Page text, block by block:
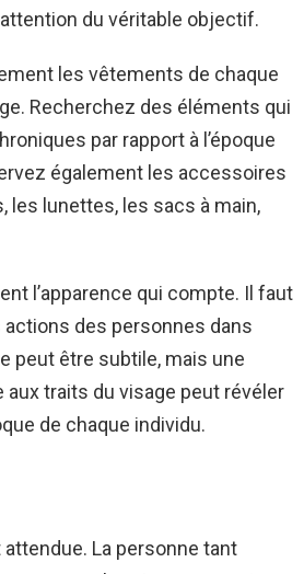
du véritable objectif.
les vêtements de chaque
Recherchez des éléments qui
par rapport à l’époque
également les accessoires
les lunettes, les sacs à main,
l’apparence qui compte. Il faut
des personnes dans
peut être subtile, mais une
traits du visage peut révéler
de chaque individu.
La personne tant